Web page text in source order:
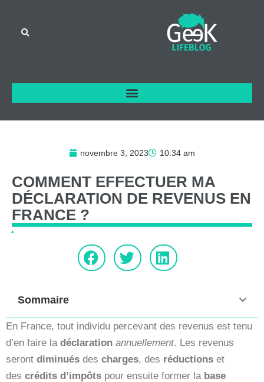
novembre 3, 2023 10:34 am
COMMENT EFFECTUER MA
DÉCLARATION DE REVENUS EN
FRANCE ?
Sommaire
En France, tout individu percevant des revenus est tenu
d’en faire la déclaration annuellement. Les revenus
seront diminués des charges, des réductions et
des crédits d’impôts pour ensuite former la base